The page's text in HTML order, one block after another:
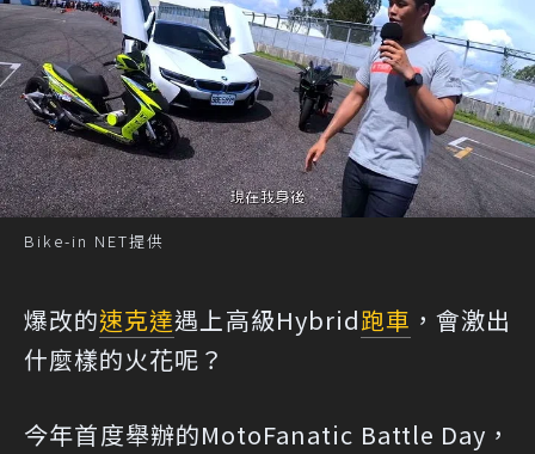
Bike-in NET提供
爆改的速克達遇上高級Hybrid跑車 ，會激出
什麼樣的火花呢？
今年首度舉辦的MotoFanatic Battle Day，